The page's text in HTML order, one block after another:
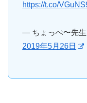
https://t.co/
— ちょっぺ〜先生
2019年5月26日